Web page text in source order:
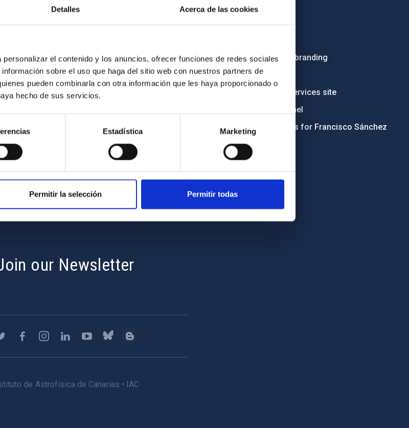
Detalles Acerca de las cookies
el contenido y los anuncios, ofrecer funciones de redes sociales
sobre el uso que haga del sitio web con nuestros partners de
pueden combinarla con otra información que les haya proporcionado o
hecho de sus servicios.
Estadística Marketing
Permitir la selección Permitir todas
policy
Sitemap
Legal notice
Cookies policy
Accessibility
Employment
Institutional branding
RSS
Electronic services site
Ethics channel
Condolences for Francisco Sánchez
our Newsletter
de Astrofísica de Canarias • IAC